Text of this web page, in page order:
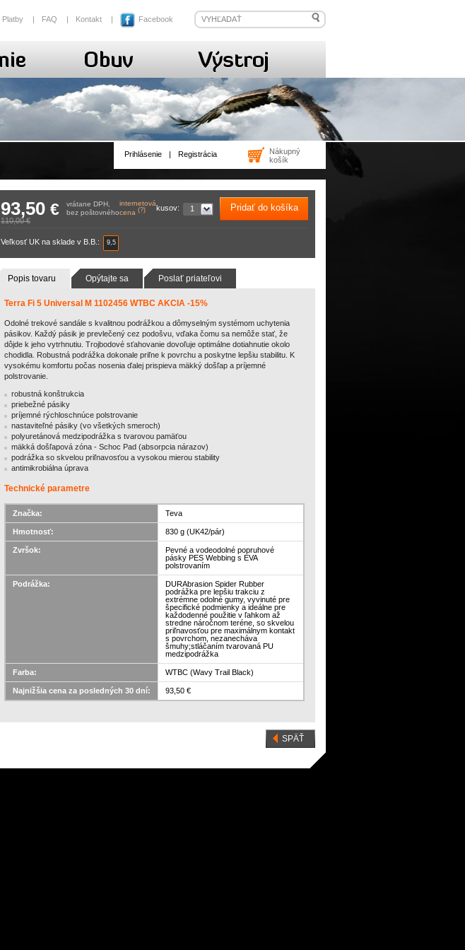
Platby | FAQ | Kontakt | Facebook
Prihlásenie | Registrácia
Nákupný
košík
93,50 €
110,00 €
vrátane DPH,
bez poštovného
internetová
cena (?) kusov: 1 Pridať do košíka
Veľkosť UK na sklade v B.B.: 9,5
Popis tovaru Opýtajte sa Poslať priateľovi
Terra Fi 5 Universal M 1102456 WTBC AKCIA -15%
Odolné trekové sandále s kvalitnou podrážkou a dômyselným systémom uchytenia
pásikov. Každý pásik je prevlečený cez podošvu , vďaka čomu sa nemôže stať, že
dôjde k jeho vytrhnutiu. Trojbodové sťahovanie dovoľuje optimálne dotiahnutie okolo
chodidla. Robustná podrážka dokonale priľne k povrchu a poskytne lepšiu stabilitu. K
vysokému komfortu počas nosenia ďalej prispieva mäkký došľap a príjemné
polstrovanie.
robustná konštrukcia
priebežné pásiky
príjemné rýchloschnúce polstrovanie
nastaviteľné pásiky (vo všetkých smeroch)
polyuretánová medzipodrážka s tvarovou pamäťou
mäkká došľapová zóna - Schoc Pad (absorpcia nárazov)
podrážka so skvelou priľnavosťou a vysokou mierou stability
antimikrobiálna úprava
Technické parametre
Značka: Teva
Hmotnosť: 830 g (UK42/pár)
Zvršok:
Pevné a vodeodolné popruhové
pásky PES Webbing s EVA
polstrovaním
Podrážka:
DURAbrasion Spider Rubber
podrážka pre lepšiu trakciu z
extrémne odolné gumy, vyvinuté pre
špecifické podmienky a ideálne pre
každodenné použitie v ľahkom až
stredne náročnom teréne, so skvelou
priľnavosťou pre maximálnym kontakt
s povrchom, nezanecháva
šmuhy;stláčaním tvarovaná PU
medzipodrážka
Farba: WTBC (Wavy Trail Black)
Najnižšia cena za posledných 30 dní: 93,50 €
SPÄŤ